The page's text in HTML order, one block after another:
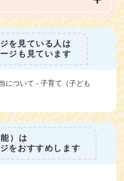
を見ている人は
ジも見ています
について - 子育て（子ども
）は
をおすすめします